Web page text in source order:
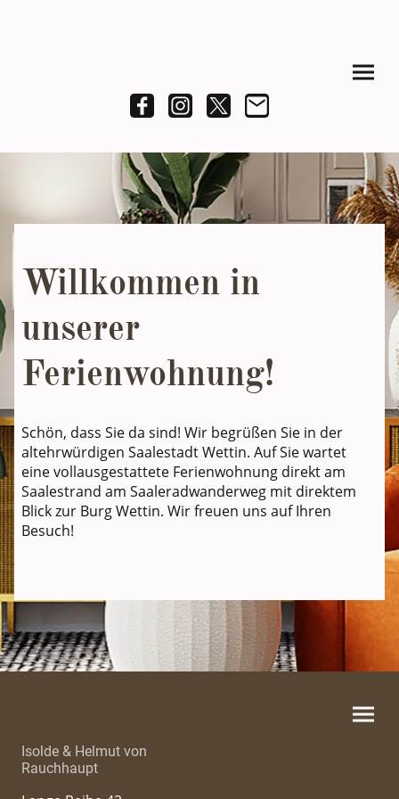
Willkommen in
unserer
Ferienwohnung!
Schön, dass Sie da sind! Wir begrüßen Sie in der
altehrwürdigen Saalestadt Wettin. Auf Sie wartet
eine vollausgestattete Ferienwohnung direkt am
Saalestrand am Saaleradwanderweg mit direktem
Blick zur Burg Wettin. Wir freuen uns auf Ihren
Besuch!
Isolde & Helmut von
Rauchhaupt